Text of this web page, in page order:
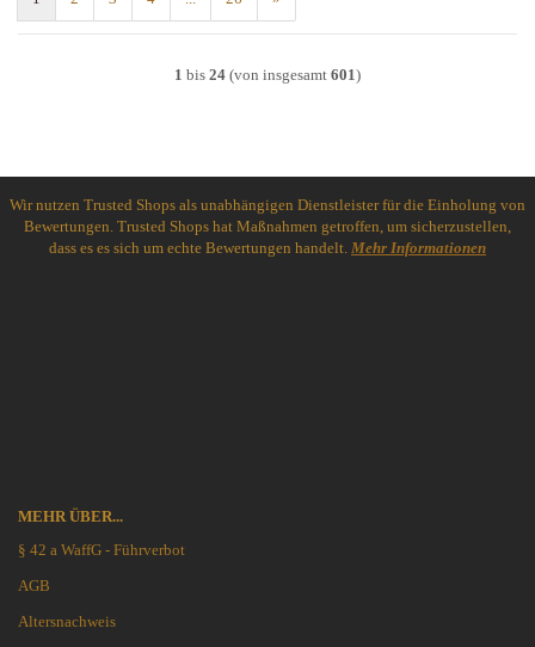
1 bis 24 (von insgesamt 601)
Wir nutzen Trusted Shops als unabhängigen Dienstleister für die Einholung von
Bewertungen. Trusted Shops hat Maßnahmen getroffen, um sicherzustellen,
dass es es sich um echte Bewertungen handelt. Mehr Informationen
MEHR ÜBER...
§ 42 a WaffG - Führverbot
AGB
Altersnachweis